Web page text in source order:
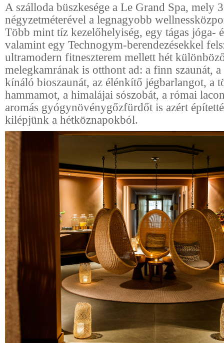
A szálloda büszkesége a Le Grand Spa, mely
négyzetméterével a legnagyobb
Több mint tíz kezelőhelyiség, egy tágas jóga-
valamint egy Technogym-berendezésekkel
ultramodern fitneszterem mellett hét
melegkamrának is otthont ad: a finn szaunát, a
kínáló bioszaunát, az élénkítő jégbarlangot, a
hammamot, a himalájai sószobát, a római
aromás gyógynövénygőzfürdőt is azért
kilépjünk a hétköznapokból.